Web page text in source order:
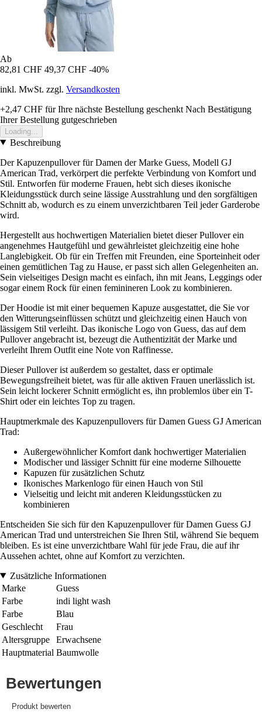
Ab
82,81 CHF 49,37 CHF -40%
inkl. MwSt. zzgl. Versandkosten
+2,47 CHF für Ihre nächste Bestellung geschenkt Nach Bestätigung
Ihrer Bestellung gutgeschrieben
Loading...
Beschreibung
Der Kapuzenpullover für Damen der Marke Guess, Modell GJ
American Trad, verkörpert die perfekte Verbindung von Komfort und
Stil. Entworfen für moderne Frauen, hebt sich dieses ikonische
Kleidungsstück durch seine lässige Ausstrahlung und den sorgfältigen
Schnitt ab, wodurch es zu einem unverzichtbaren Teil jeder Garderobe
wird.
Hergestellt aus hochwertigen Materialien bietet dieser Pullover ein
angenehmes Hautgefühl und gewährleistet gleichzeitig eine hohe
Langlebigkeit. Ob für ein Treffen mit Freunden, eine Sporteinheit oder
einen gemütlichen Tag zu Hause, er passt sich allen Gelegenheiten an.
Sein vielseitiges Design macht es einfach, ihn mit Jeans, Leggings oder
sogar einem Rock für einen feminineren Look zu kombinieren.
Der Hoodie ist mit einer bequemen Kapuze ausgestattet, die Sie vor
den Witterungseinflüssen schützt und gleichzeitig einen Hauch von
lässigem Stil verleiht. Das ikonische Logo von Guess, das auf dem
Pullover angebracht ist, bezeugt die Authentizität der Marke und
verleiht Ihrem Outfit eine Note von Raffinesse.
Dieser Pullover ist außerdem so gestaltet, dass er optimale
Bewegungsfreiheit bietet, was für alle aktiven Frauen unerlässlich ist.
Sein leicht lockerer Schnitt ermöglicht es, ihn problemlos über ein T-
Shirt oder ein leichtes Top zu tragen.
Hauptmerkmale des Kapuzenpullovers für Damen Guess GJ American
Trad:
Außergewöhnlicher Komfort dank hochwertiger Materialien
Modischer und lässiger Schnitt für eine moderne Silhouette
Kapuzen für zusätzlichen Schutz
Ikonisches Markenlogo für einen Hauch von Stil
Vielseitig und leicht mit anderen Kleidungsstücken zu
kombinieren
Entscheiden Sie sich für den Kapuzenpullover für Damen Guess GJ
American Trad und unterstreichen Sie Ihren Stil, während Sie bequem
bleiben. Es ist eine unverzichtbare Wahl für jede Frau, die auf ihr
Aussehen achtet, ohne auf Komfort zu verzichten.
Zusätzliche Informationen
Marke
Guess
Farbe
indi light wash
Farbe
Blau
Geschlecht
Frau
Altersgruppe
Erwachsene
Hauptmaterial Baumwolle